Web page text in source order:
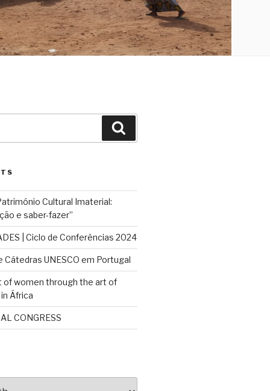
Cultural Imaterial:
e saber-fazer”
| Ciclo de Conferências 2024
Cátedras UNESCO em Portugal
of women through the art of
África
CONGRESS